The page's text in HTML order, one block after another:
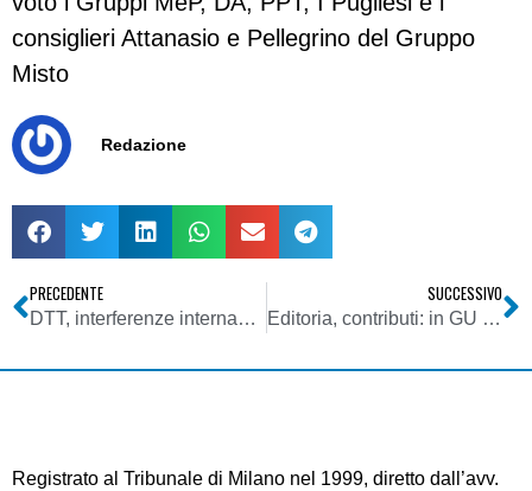
consiglieri Attanasio e Pellegrino del Gruppo
Misto
Redazione
PRECEDENTE
DTT, interferenze internazionali: consultazione pubblica MiSE su indennizzi
SUCCESSIVO
Editoria, contributi: in GU Fondo straordinario per interventi sostegno triennio 2014-2016
Registrato al Tribunale di Milano nel 1999, diretto dall’avv.